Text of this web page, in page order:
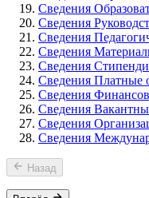
Сведения
Сведения
Сведения
Сведения
Сведения
Сведения Платные
Сведения
Сведения
Сведения
Сведения
Назад